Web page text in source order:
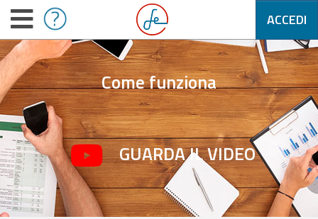
ACCEDI
Come funziona
GUARDA IL VIDEO